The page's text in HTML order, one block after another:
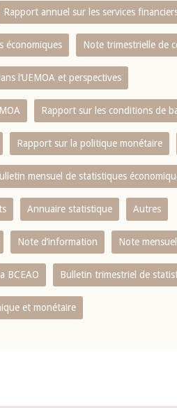
Rapport annuel sur les services
économiques Note trimestrielle de
l‘UEMOA et perspectives
Rapport sur les conditions de
Rapport sur la politique monétaire
mensuel de statistiques
Annuaire statistique Autres
Note d’information Note
BCEAO Bulletin trimestriel de
et monétaire